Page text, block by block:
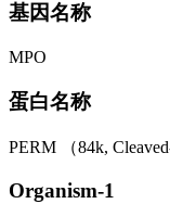
基因名称
MPO
蛋白名称
PERM （84k,
Organism-1